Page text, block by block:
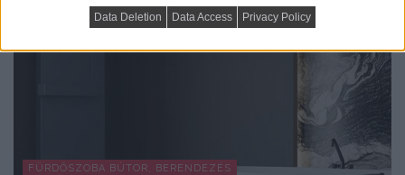
Data Deletion Data Access Privacy Policy
FÜRDŐSZOBA BÚTOR, BERENDEZÉS